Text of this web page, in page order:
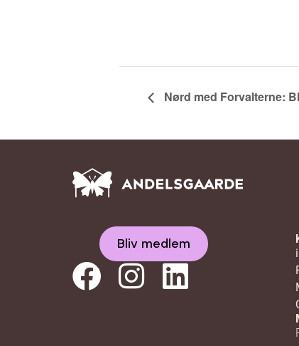
Nørd med Forvalterne:
Bliv medlem